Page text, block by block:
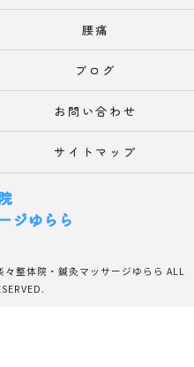
腰痛
ブログ
お問い合わせ
サイトマップ
整体院・鍼灸マッサージゆらら ALL